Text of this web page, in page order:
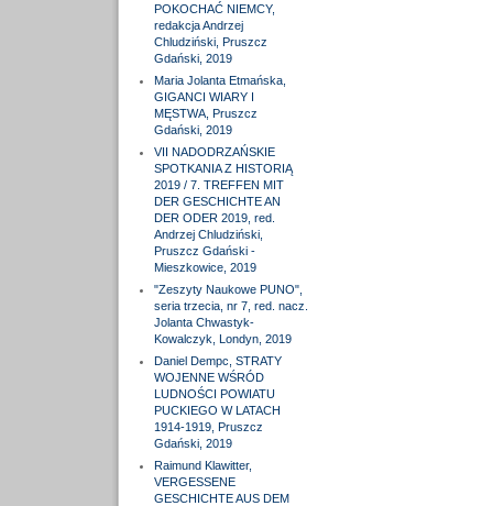
POKOCHAĆ NIEMCY,
redakcja Andrzej
Chludziński, Pruszcz
Gdański, 2019
Maria Jolanta Etmańska,
GIGANCI WIARY I
MĘSTWA, Pruszcz
Gdański, 2019
VII NADODRZAŃSKIE
SPOTKANIA Z HISTORIĄ
2019 / 7. TREFFEN MIT
DER GESCHICHTE AN
DER ODER 2019, red.
Andrzej Chludziński,
Pruszcz Gdański -
Mieszkowice, 2019
"Zeszyty Naukowe PUNO",
seria trzecia, nr 7, red. nacz.
Jolanta Chwastyk-
Kowalczyk, Londyn, 2019
Daniel Dempc, STRATY
WOJENNE WŚRÓD
LUDNOŚCI POWIATU
PUCKIEGO W LATACH
1914-1919, Pruszcz
Gdański, 2019
Raimund Klawitter,
VERGESSENE
GESCHICHTE AUS DEM